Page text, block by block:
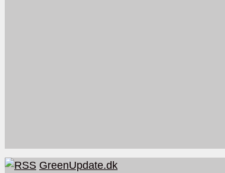
GreenUpdate.dk